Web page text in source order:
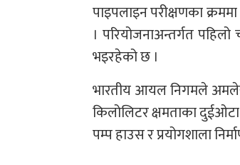
पाइपलाइन परीक्षणका
। परियोजनाअन्तर्गत
भइरहेको छ ।
भारतीय आयल निगमले
किलोलिटर क्षमताका दुईओटा
पम्प हाउस र प्रयोगशाला